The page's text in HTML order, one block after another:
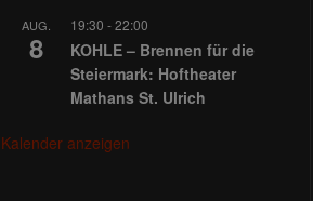
AUG.
8
19:30 -22:00
KOHLE – Brennen für die
Steiermark: Hoftheater
Mathans St. Ulrich
Kalender anzeigen